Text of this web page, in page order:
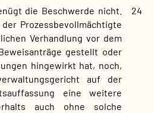
24
die Beschwerde nicht.
Prozessbevollmächtigte
Verhandlung vor dem
gestellt oder
hingewirkt hat, noch,
auf der
eine weitere
auch ohne solche